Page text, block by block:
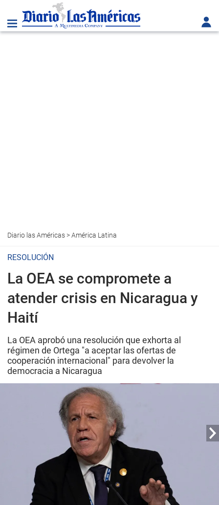
Diario las Américas>América Latina
RESOLUCIÓN
La OEA se compromete a
atender crisis en Nicaragua y
Haití
La OEA aprobó una resolución que exhorta al
régimen de Ortega "a aceptar las ofertas de
cooperación internacional" para devolver la
democracia a Nicaragua